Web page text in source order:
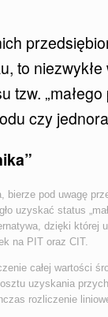
to
tzw.
czy
bierze pod uwagę
uzyskać status
dzięki
na PIT oraz CIT.
całej wartości
uzyskania
rozliczenie